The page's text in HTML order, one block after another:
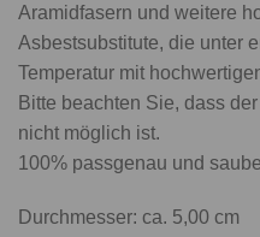
Aramidfasern und weitere
Asbestsubstitute, die unter
Temperatur mit
Bitte beachten Sie, dass
nicht möglich ist.
100% passgenau und
Durchmesser: ca. 5,00 cm